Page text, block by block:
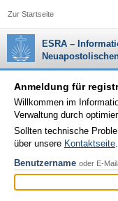
Zur Startseite
ESRA –
Anmeldung für
Willkommen im
Verwaltung durch
Sollten technische
über unsere Kontaktseite.
Benutzername oder E-